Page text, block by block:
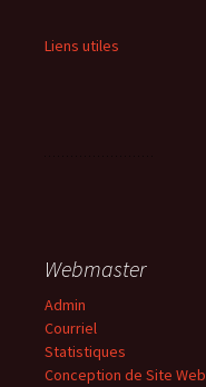
Liens utiles
Webmaster
Admin
Courriel
Statistiques
Conception de Site Web